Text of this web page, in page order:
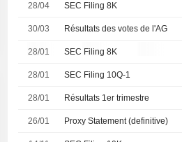
28/04 SEC Filing 8K
30/03 Résultats des votes de l'AG
28/01 SEC Filing 8K
28/01 SEC Filing 10Q-1
28/01 Résultats 1er trimestre
26/01 Proxy Statement (definitive)